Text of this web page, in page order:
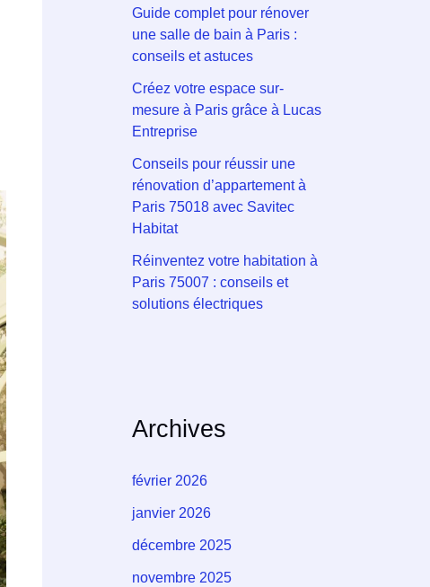
Guide complet pour rénover
une salle de bain à Paris :
conseils et astuces
Créez votre espace sur-
mesure à Paris grâce à Lucas
Entreprise
Conseils pour réussir une
rénovation d’appartement à
Paris 75018 avec Savitec
Habitat
Réinventez votre habitation à
Paris 75007 : conseils et
solutions électriques
Archives
février 2026
janvier 2026
décembre 2025
novembre 2025